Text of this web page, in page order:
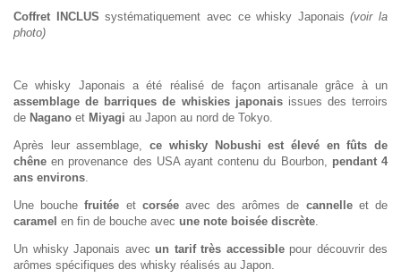
Coffret INCLUS systématiquement avec ce whisky Japonais(voir la
photo)
Ce whisky Japonais a été réalisé de façon artisanale grâce à un
assemblage de barriques de whiskies japonaisissues des terroirs
de Nagano et Miyagi au Japon au nord de Tokyo.
Après leur assemblage,ce whisky Nobushi est élevé en fûts de
chêne en provenance des USA ayant contenu du Bourbon, pendant 4
ans environs
Une bouchefruitée et corséeavec des arômes de cannelleet de
caramel en fin de bouche avec une note boisée discrète
Un whisky Japonais avec un tarif très accessiblepour découvrir des
arômes spécifiques des whisky réalisés au Japon.